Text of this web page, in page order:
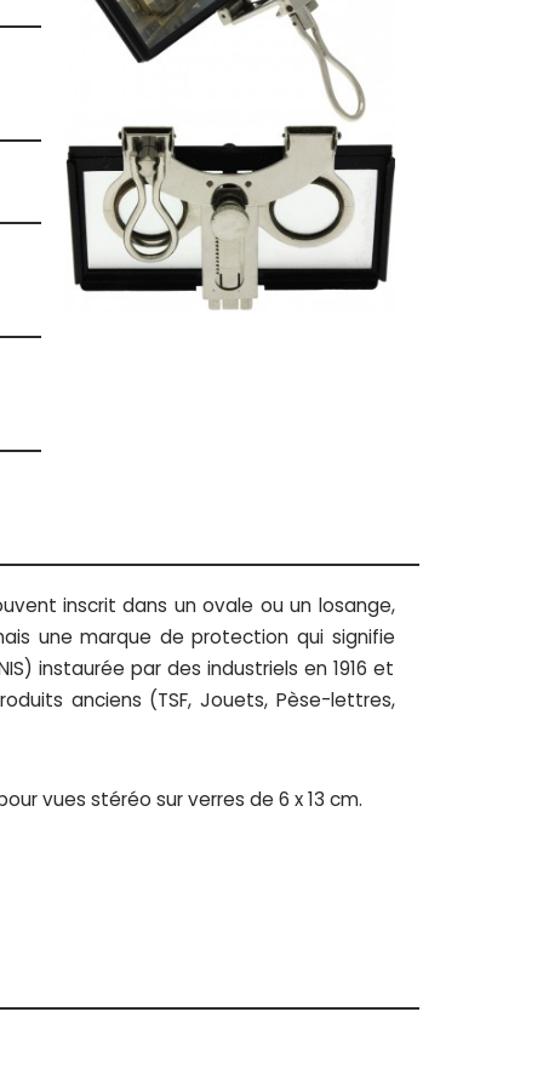
inscrit dans un ovale ou un losange,
une marque de protection qui signifie
instaurée par des industriels en 1916 et
anciens (TSF, Jouets, Pèse-lettres,
vues stéréo sur verres de 6 x 13 cm.